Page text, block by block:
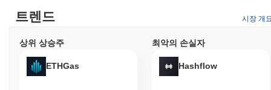
트렌드 시장 개
상위 상승주
ETHGas
최악의 손실자
Hashflow